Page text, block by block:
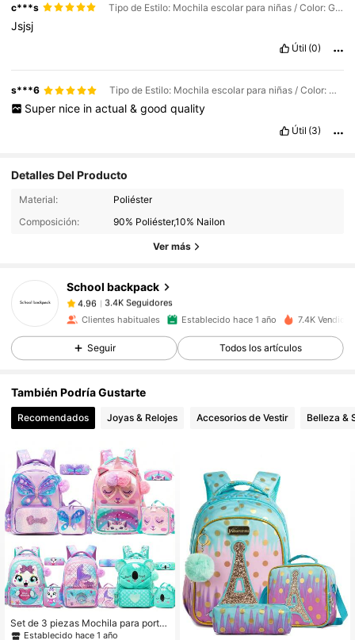
c***s Tipo de Estilo: Mochila escolar para niñas / Color: Gato morado X3208 / Talla: 16 pulgadas
Jsjsj
Útil (0)
s***6 Tipo de Estilo: Mochila escolar para niñas / Color: Morado claro X3201 / Talla: 16 pulgadas
Super nice in actual & good quality
Útil (3)
Detalles Del Producto
Material:
Poliéster
Composición:
90% Poliéster,10% Nailon
Ver más
School backpack
3.4K Seguidores
4.96
3.4K Seguidores
h***4seguidoHace 13 horas
4.96
3.4K Seguidores
4.96 3.4K Seguidores
3.4K Seguidores
4.96 3.4K Seguidores
3.4K Seguidores
Clientes habituales Establecido hace 1 año 7.4K Vendido
Seguir Todos los artículos
También Podría Gustarte
Recomendados Joyas & Relojes Accesorios de Vestir Belleza &
Set de 3 piezas Mochila para portát
il de gran capacidad con estética li
Establecido hace 1 año